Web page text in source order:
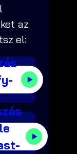
az
el: